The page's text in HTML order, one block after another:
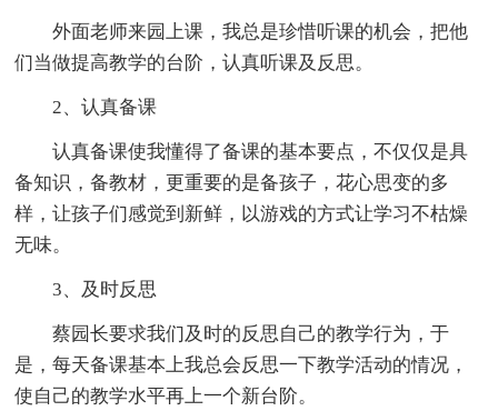
外面老师来园上课，我总是珍惜听课的机会，把他
们当做提高教学的台阶，认真听课及反思。
2、认真备课
认真备课使我懂得了备课的基本要点，不仅仅是具
备知识，备教材，更重要的是备孩子，花心思变的多
样，让孩子们感觉到新鲜，以游戏的方式让学习不枯燥
无味。
3、及时反思
蔡园长要求我们及时的反思自己的教学行为，于
是，每天备课基本上我总会反思一下教学活动的情况，
使自己的教学水平再上一个新台阶。